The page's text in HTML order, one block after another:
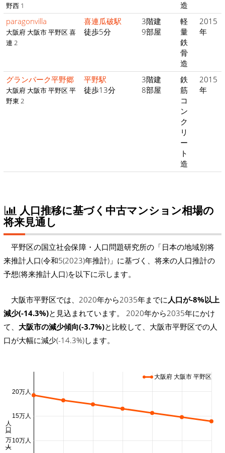
野西 1
造
paragonvilla
大阪府 大阪市 平野区 喜
連 2
喜連瓜破駅
徒歩5分
3階建
9部屋
軽
量
鉄
骨
造
2015
年
グランパーク平野郷
大阪府 大阪市 平野区 平
野東 2
平野駅
徒歩13分
3階建
8部屋
鉄
筋
コ
ン
ク
リ
ー
ト
造
2015
年
人口推移に基づく中古マンション相場の
将来見通し
平野区の国立社会保障・人口問題研究所の「日本の地域別将
来推計人口(令和5(2023)年推計)」に基づく、将来の人口推計の
予想(将来推計人口)を以下に示します。
大阪市平野区では、2020年から2035年までに 人口が-8%以上
減少(-14.3%)と見込まれています。 2020年から2035年にかけ
て、 大阪市の減少傾向(-3.7%)と比較して、大阪市平野区での人
口が大幅に減少(-14.3%)します。
10万人
15万人
20万人
人口 (万人)
大阪府 大阪市 平野区